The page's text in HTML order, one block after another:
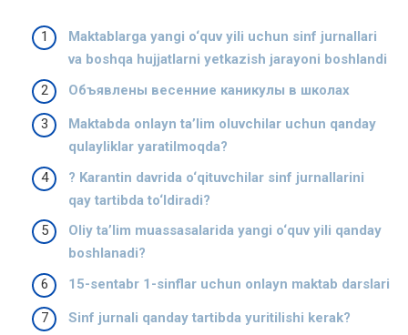
Maktablarga yangi o‘quv yili uchun sinf jurnallari
va boshqa hujjatlarni yetkazish jarayoni boshlandi
Объявлены весенние каникулы в школах
Maktabda onlayn ta’lim oluvchilar uchun qanday
qulayliklar yaratilmoqda?
? Karantin davrida o‘qituvchilar sinf jurnallarini
qay tartibda to‘ldiradi?
Oliy ta’lim muassasalarida yangi o‘quv yili qanday
boshlanadi?
15-sentabr 1-sinflar uchun onlayn maktab darslari
Sinf jurnali qanday tartibda yuritilishi kerak?